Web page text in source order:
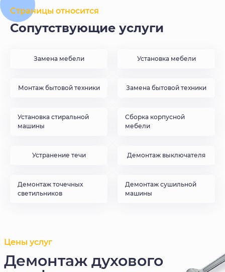
Страницы относится
Сопутствующие услуги
Замена мебели Установка мебели
Монтаж бытовой техники Замена бытовой техники
Установка стиральной
машины
Сборка корпусной
мебели
Устранение течи Демонтаж выключателя
Демонтаж точечных
светильников
Демонтаж сушильной
машины
Цены услуг
Демонтаж духового